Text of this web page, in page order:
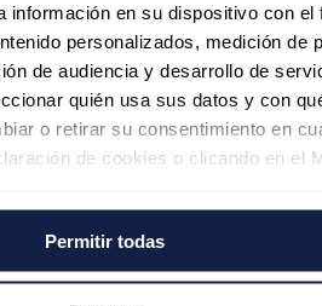
información en su dispositivo con el
personalizados, medición de
de audiencia y desarrollo de
quién usa sus datos y con
o retirar su consentimiento en
de cookies o clicando en el
sobre su ubicación geográfica
Permitir todas
1,88%, hasta los 89,03